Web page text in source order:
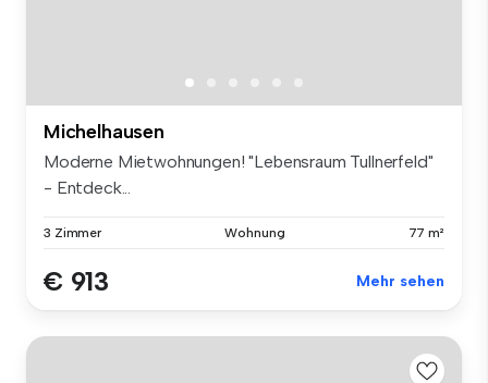
Michelhausen
Moderne Mietwohnungen! "Lebensraum Tullnerfeld"
- Entdeck...
3 Zimmer Wohnung 77 m²
€ 913 Mehr sehen